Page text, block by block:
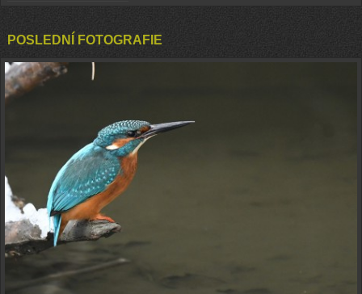
POSLEDNÍ FOTOGRAFIE